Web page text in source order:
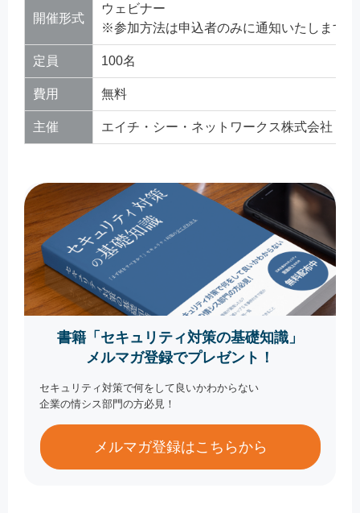
開催形式
ウェビナー
※参加方法は申込者のみに通知いたします。
定員 100名
費用 無料
主催 エイチ・シー・ネットワークス株式会社
書籍「セキュリティ対策の基礎知識」
メルマガ登録でプレゼント！
セキュリティ対策で何をして良いかわからない
企業の情シス部門の方必見！
メルマガ登録はこちらから